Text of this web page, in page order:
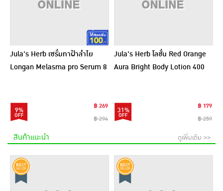
Jula's Herb เซรั่มทาฝ้าลำไย
Longan Melasma pro Serum 8
9%
฿ 269
฿ 294
Jula's Herb โลชั่น Red Orange
Aura Bright Body Lotion 400
31%
฿ 179
฿ 259
สินค้าแนะนำ ดูเพิ่มเติม >>